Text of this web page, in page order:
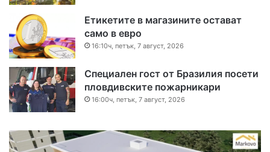
Етикетите в магазините остават
само в евро
16:10ч, петък, 7 август, 2026
Специален гост от Бразилия посети
пловдивските пожарникари
16:00ч, петък, 7 август, 2026